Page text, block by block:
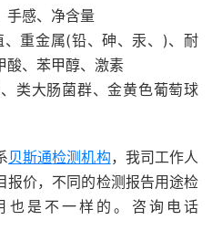
感、净含量
重金属(铅、砷、汞、)、耐
酸、苯甲醇、激素
大肠菌群、金黄色葡萄球
贝斯通检测机构，我司工作人
报价，不同的检测报告用途检
也是不一样的。咨询电话